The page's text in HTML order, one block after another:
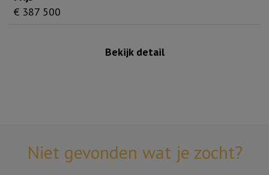
€ 387 500
Bekijk detail
Niet gevonden wat je zocht?